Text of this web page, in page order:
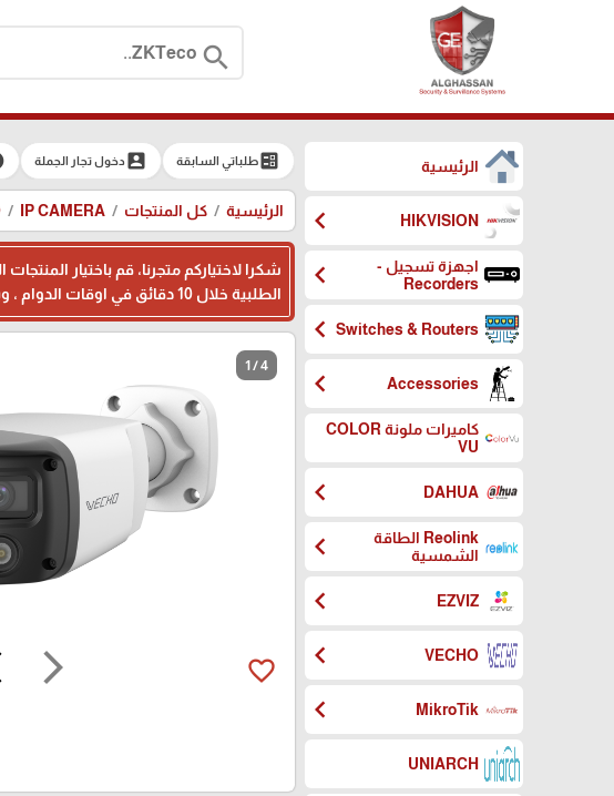
search
الرئيسية
HIKVISION
chevron_left
اجهزة تسجيل -
Recorders
chevron_left
Switches & Routers
chevron_left
Accessories
chevron_left
كاميرات ملونة COLOR
VU
DAHUA
chevron_left
Reolink الطاقة
الشمسية
chevron_left
EZVIZ
chevron_left
VECHO
chevron_left
MikroTik
chevron_left
UNIARCH
ballotطلباتي السابقة account_boxدخول تجار الجملة
الرئيسية كل المنتجات IP CAMERA
شكرا لاختياركم متجرنا، قم باختيار
الطلبية خلال 10 دقائق في اوقات الدوام ، وبامكانكم ترك ملاحظاتكم اثناء تسجيل بياناتكم في المكان المخصص، شكرا لثقتكم بنا
1 / 4
arrow_forward_ios favorite_border